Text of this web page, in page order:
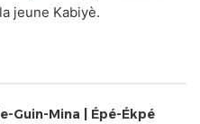
jeune Kabiyè.
Guin-Mina | Épé-Ékpé